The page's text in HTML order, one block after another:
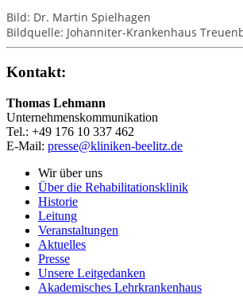
Bild: Dr. Martin Spielhagen
Bildquelle: Johanniter-Krankenhaus
Kontakt:
Thomas Lehmann
Unternehmenskommunikation
Tel.: +49 176 10 337 462
E-Mail: presse@kliniken-beelitz.de
Wir über uns
Über die Rehabilitationsklinik
Historie
Leitung
Veranstaltungen
Aktuelles
Presse
Unsere Leitgedanken
Akademisches Lehrkrankenhaus